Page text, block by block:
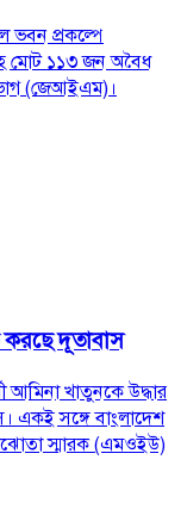
ভবন প্রকল্পে
মোট ১১৩ জন অবৈধ
(জেআইএম)।
কর‌ছে দূতাবাস
আমিনা খাতুনকে উদ্ধার
একই সঙ্গে বাংলাদেশ
স্মারক (এমওইউ)